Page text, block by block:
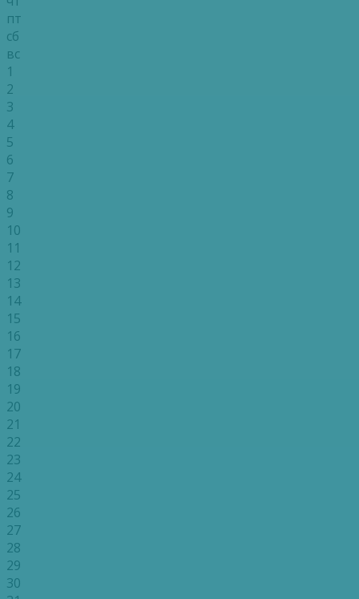
пт
сб
вс
1
2
3
4
5
6
7
8
9
10
11
12
13
14
15
16
17
18
19
20
21
22
23
24
25
26
27
28
29
30